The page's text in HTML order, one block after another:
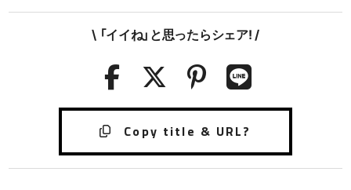
\ 「イイね」と思ったらシェア! /